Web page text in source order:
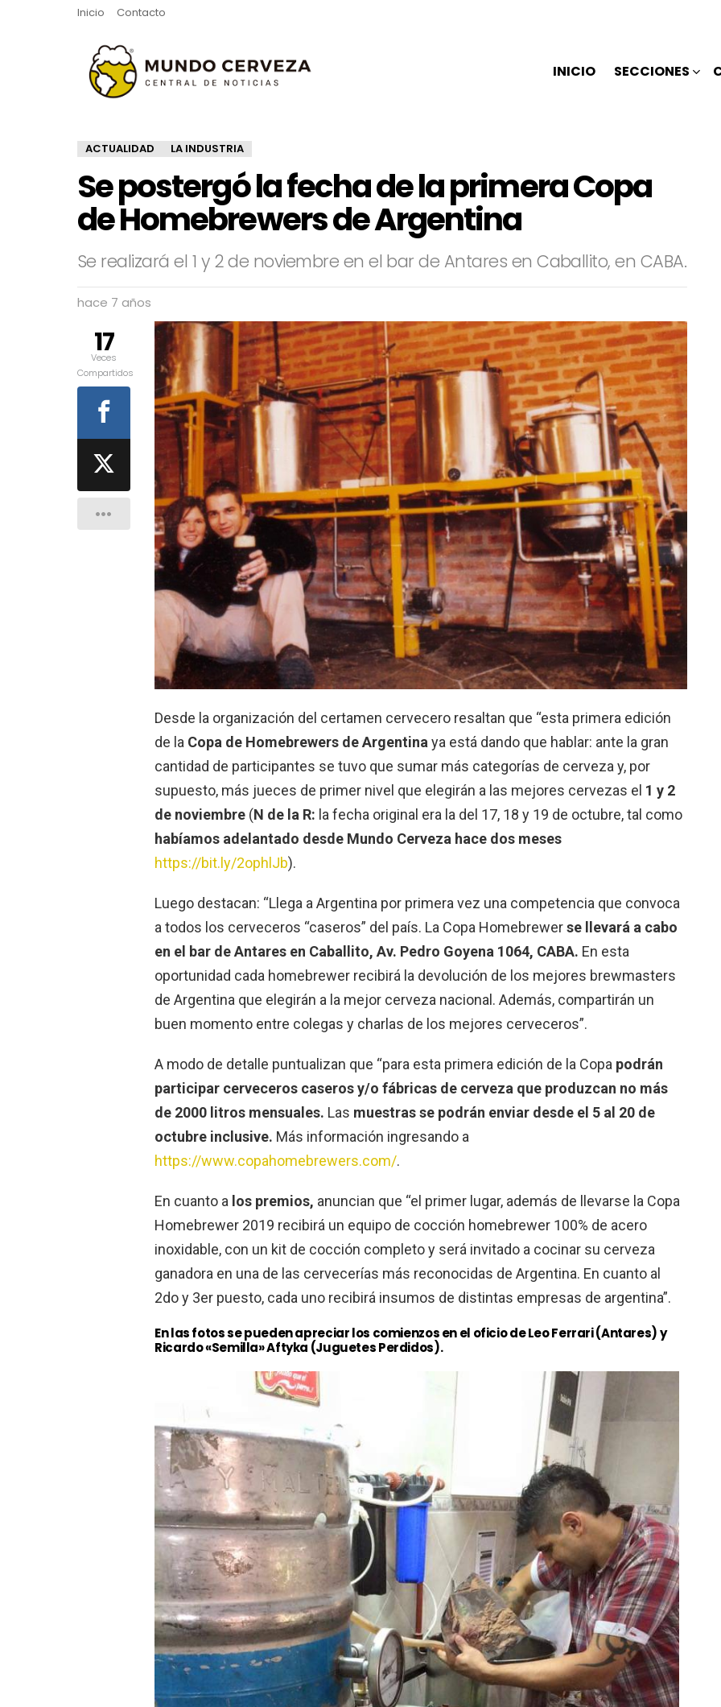
Inicio Contacto
INICIO SECCIONES
ACTUALIDAD LA INDUSTRIA
Se postergó la fecha de la primera Copa
de Homebrewers de Argentina
Se realizará el 1 y 2 de noviembre en el bar de Antares en Caballito, en CABA.
hace 7 años
Desde la organización del certamen cervecero resaltan que “esta primera edición
de la Copa de Homebrewers de Argentinaya está dando que hablar: ante la gran
cantidad de participantes se tuvo que sumar más categorías de cerveza y, por
supuesto, más jueces de primer nivel que elegirán a las mejores cervezas el 1 y 2
de noviembre (N de la R: la fecha original era la del 17, 18 y 19 de octubre, tal como
habíamos adelantado desde Mundo Cerveza hace dos meses
https://bit.ly/2ophlJb).
Luego destacan: “Llega a Argentina por primera vez una competencia que convoca
a todos los cerveceros “caseros” del país. La Copa Homebrewerse llevará a cabo
en el bar de Antares en Caballito, Av. Pedro Goyena 1064, CABA. En esta
oportunidad cada homebrewer recibirá la devolución de los mejores brewmasters
de Argentina que elegirán a la mejor cerveza nacional. Además, compartirán un
buen momento entre colegas y charlas de los mejores cerveceros”.
A modo de detalle puntualizan que “para esta primera edición de la Copa podrán
participar cerveceros caseros y/o fábricas de cerveza que produzcan no más
de 2000 litros mensuales. Las muestras se podrán enviar desde el 5 al 20 de
octubre inclusive. Más información ingresando a
https://www.copahomebrewers.com/.
En cuanto a los premios, anuncian que “el primer lugar, además de llevarse la Copa
Homebrewer 2019 recibirá un equipo de cocción homebrewer 100% de acero
inoxidable, con un kit de cocción completo y será invitado a cocinar su cerveza
ganadora en una de las cervecerías más reconocidas de Argentina. En cuanto al
2do y 3er puesto, cada uno recibirá insumos de distintas empresas de argentina”.
En las fotos se pueden apreciar los comienzos en el oficio de Leo Ferrari (Antares) y
Ricardo «Semilla» Aftyka (Juguetes Perdidos).
17
Veces
Compartidos